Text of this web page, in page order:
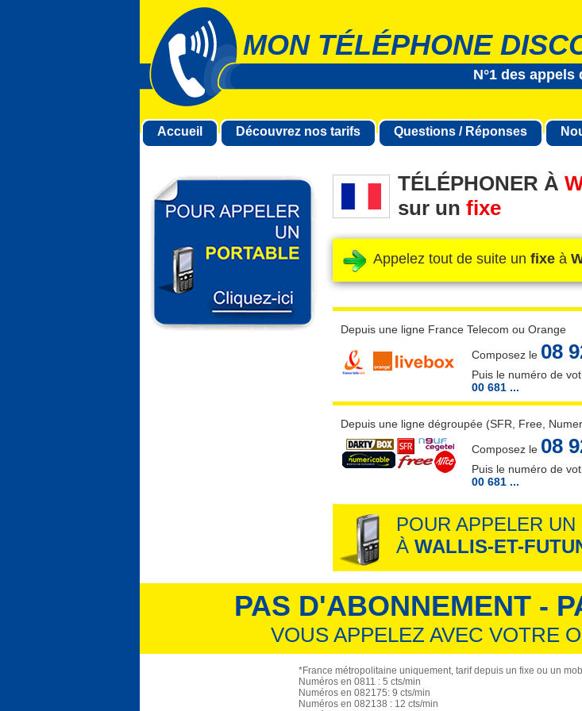
MON TÉLÉPHONE
N°1 des
Accueil Découvrez nos tarifs Questions / Réponses
TÉLÉPHONER À
sur un fixe
Appelez tout de suite un fixe à
Depuis une ligne France Telecom ou Orange
Composez le 08
Puis le numéro de
00 681 ...
Depuis une ligne dégroupée (SFR, Free,
Composez le 08
Puis le numéro de
00 681 ...
POUR APPELER UN
À WALLIS-ET-
PAS D'ABONNEMENT -
VOUS APPELEZ AVEC VOTRE
*France métropolitaine uniquement, tarif depuis un fixe ou un
Numéros en 0811 : 5 cts/min
Numéros en 082175: 9 cts/min
Numéros en 082138 : 12 cts/min